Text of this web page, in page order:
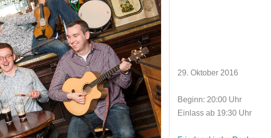
29. Oktober 2016
Beginn: 20:00 Uhr
Einlass ab 19:30 Uhr